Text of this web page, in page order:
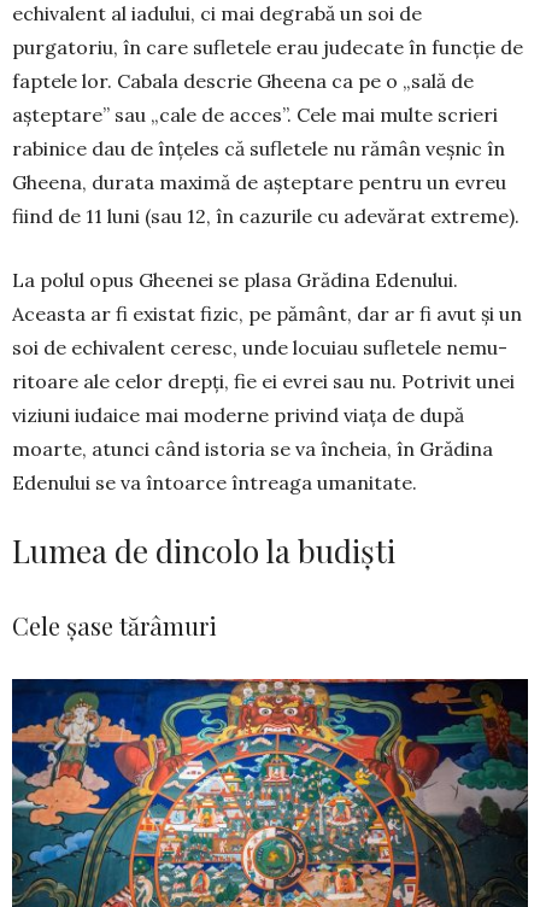
echivalent al iadului, ci mai degrabă un soi de
purgatoriu, în care sufletele erau judecate în funcție de
faptele lor. Cabala descrie Gheena ca pe o „sală de
așteptare” sau „cale de acces”. Cele mai multe scrieri
rabinice dau de în­țeles că sufletele nu rămân veșnic în
Gheena, durata maximă de așteptare pentru un evreu
fiind de 11 luni (sau 12, în cazurile cu adevărat extreme).
La polul opus Gheenei se plasa Grădina Ede­nului.
Aceasta ar fi existat fizic, pe pământ, dar ar fi avut și un
soi de echivalent ce­resc, unde locuiau sufletele nemu­
ritoare ale celor drepți, fie ei evrei sau nu. Potrivit unei
viziuni iudaice mai moderne privind viața de după
moarte, atunci când istoria se va încheia, în Grădina
Edenului se va întoarce întreaga umanitate.
Lumea de dincolo la budiști
Cele șase tărâmuri